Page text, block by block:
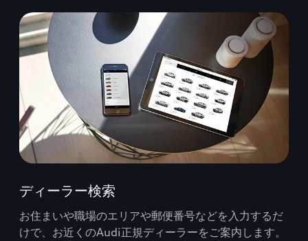
ディーラー検索
お住まいや職場のエリアや郵便番号などを入力するだ
けで、お近くのAudi正規ディーラーをご案内します。